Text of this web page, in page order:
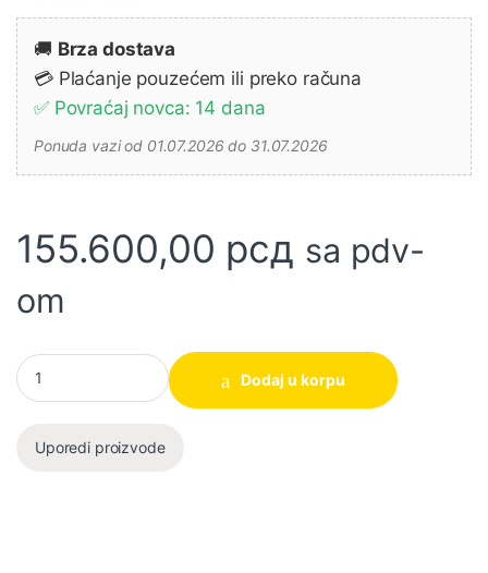
🚚 Brza dostava
💳 Plaćanje pouzećem ili preko računa
✅ Povraćaj novca: 14 dana
Ponuda vazi od 01.07.2026 do 31.07.2026
155.600,00 рсд sa pdv-
om
Akumulatorska kružna ručna testera HS011GT201 40V HGT
Dodaj u korpu
Uporedi proizvode